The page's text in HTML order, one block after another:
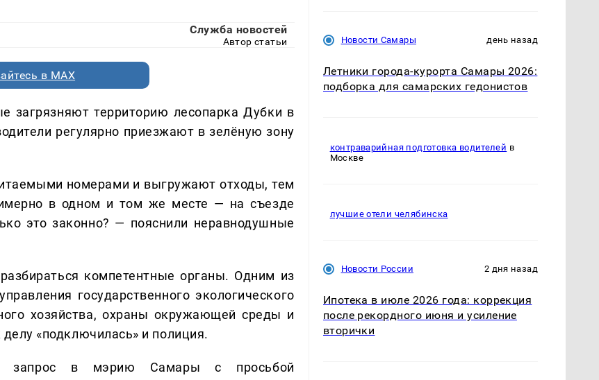
Служба новостей
Автор статьи
в MAX
загрязняют территорию лесопарка Дубки в
регулярно приезжают в зелёную зону
номерами и выгружают отходы, тем
в одном и том же месте — на съезде
это законно? — пояснили неравнодушные
компетентные органы. Одним из
государственного экологического
хозяйства, охраны окружающей среды и
«подключилась» и полиция.
запрос в мэрию Самары с просьбой
Новости Самары день назад
Летники города-курорта Самары 2026:
подборка для самарских гедонистов
контраварийная подготовка водителей в
Москве
лучшие отели челябинска
Новости России 2 дня назад
Ипотека в июле 2026 года: коррекция
после рекордного июня и усиление
вторички